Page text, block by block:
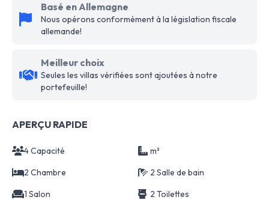
Basé en Allemagne
Nous opérons conformément à la législation fiscale
allemande!
Meilleur choix
Seules les villas vérifiées sont ajoutées à notre
portefeuille!
APERÇU RAPIDE
4 Capacité
m²
2 Chambre
2 Salle de bain
1 Salon
2 Toilettes